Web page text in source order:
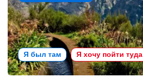
Я был там Я хочу пойти туда